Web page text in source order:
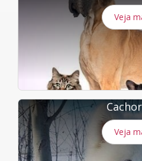
Veja
Veja